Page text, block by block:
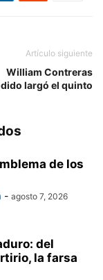
Artículo siguiente
William Contreras
largó el quinto
de los
- agosto 7, 2026
del
la farsa